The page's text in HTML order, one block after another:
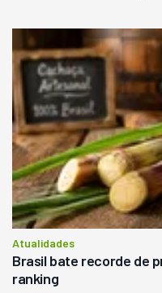
Atualidades
Brasil bate recorde de
ranking